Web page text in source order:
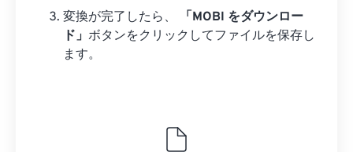
変換が完了したら、
「MOBI をダウンロー
ド」 ボタンをクリックしてファイルを保存し
ます。